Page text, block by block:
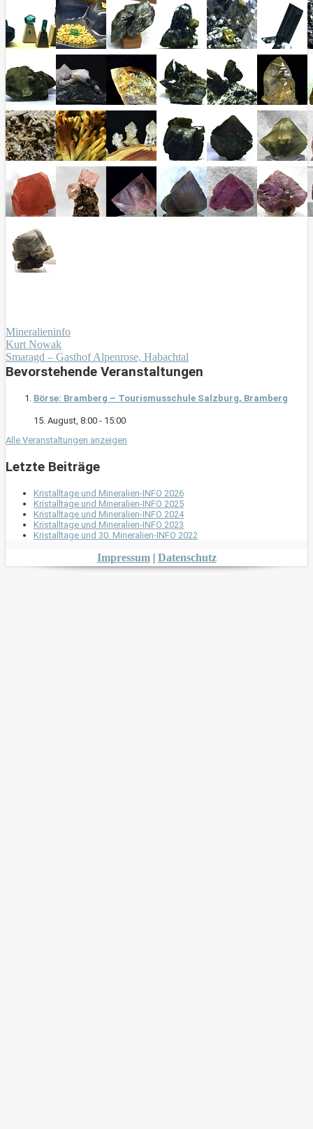
Mineralieninfo
Kurt Nowak
Smaragd – Gasthof Alpenrose, Habachtal
Bevorstehende Veranstaltungen
Börse: Bramberg – Tourismusschule Salzburg, Bramberg
15. August, 8:00 - 15:00
Alle Veranstaltungen anzeigen
Letzte Beiträge
Kristalltage und Mineralien-INFO 2026
Kristalltage und Mineralien-INFO 2025
Kristalltage und Mineralien-INFO 2024
Kristalltage und Mineralien-INFO 2023
Kristalltage und 30. Mineralien-INFO 2022
Impressum| Datenschutz